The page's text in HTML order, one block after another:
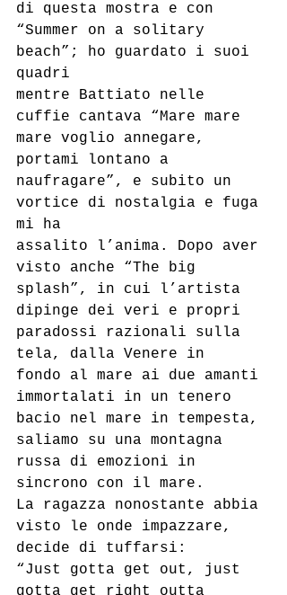
di questa mostra e con
“Summer on a solitary
beach”; ho guardato i suoi
quadri
mentre Battiato nelle
cuffie cantava “Mare mare
mare voglio annegare,
portami lontano a
naufragare”, e subito un
vortice di nostalgia e fuga
mi ha
assalito l’anima. Dopo aver
visto anche “The big
splash”, in cui l’artista
dipinge dei veri e propri
paradossi razionali sulla
tela, dalla Venere in
fondo al mare ai due amanti
immortalati in un tenero
bacio nel mare in tempesta,
saliamo su una montagna
russa di emozioni in
sincrono con il mare.
La ragazza nonostante abbia
visto le onde impazzare,
decide di tuffarsi:
“Just gotta get out, just
gotta get right outta